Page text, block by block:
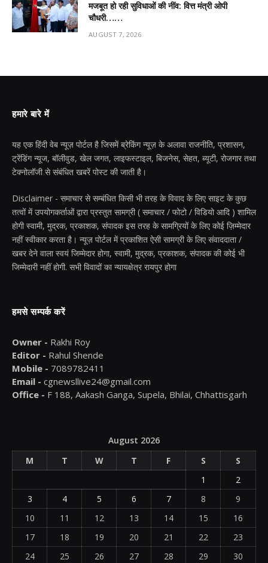
मजबूत हो रही सुविधाओं की नींव: वित्त मंत्री ओपी
चौधरी……
AUGUST 7, 2026
हमारे बारे में
यह एक हिंदी वेब न्यूज़ पोर्टल है जिसमें ब्रेकिंग न्यूज़ के अलावा राजनीति, प्रशासन,
ट्रेंडिंग न्यूज, बॉलीवुड, खेल जगत, लाइफस्टाइल, बिजनेस, सेहत, ब्यूटी, रोजगार तथा
टेक्नोलॉजी से संबंधित खबरें पोस्ट की जाती है।
Disclaimer - समाचार से सम्बंधित किसी भी तरह के विवाद के लिए साइट के कुछ
तत्वों में उपयोगकर्ताओं द्वारा प्रस्तुत सामग्री ( समाचार / फोटो / विडियो आदि ) शामिल
होगी स्वामी, मुद्रक, प्रकाशक, संपादक इस तरह के सामग्रियों के लिए कोई ज़िम्मेदार
नहीं स्वीकार करता है। न्यूज़ पोर्टल में प्रकाशित ऐसी सामग्री के लिए संवाददाता /
खबर देने वाला स्वयं जिम्मेदार होगा, स्वामी, मुद्रक, प्रकाशक, संपादक की कोई भी
जिम्मेदारी नहीं होगी. सभी विवादों का न्यायक्षेत्र रायपुर होगा
हमसे सम्पर्क करें
Owner - Rakhi Roy
Editor - Rahul Shende
Mobile - 7089782411
Email - cgnewsllive24@gmail.com
Office - F 188, Aakash Ganga, Supela, Bhilai, Chhattisgarh
August 2026
M
T W T F S
S
1
2
3
4 5 6 7 8
9
10
11 12 13 14 15
16
17
18 19 20 21 22
23
24
25 26 27 28 29 30